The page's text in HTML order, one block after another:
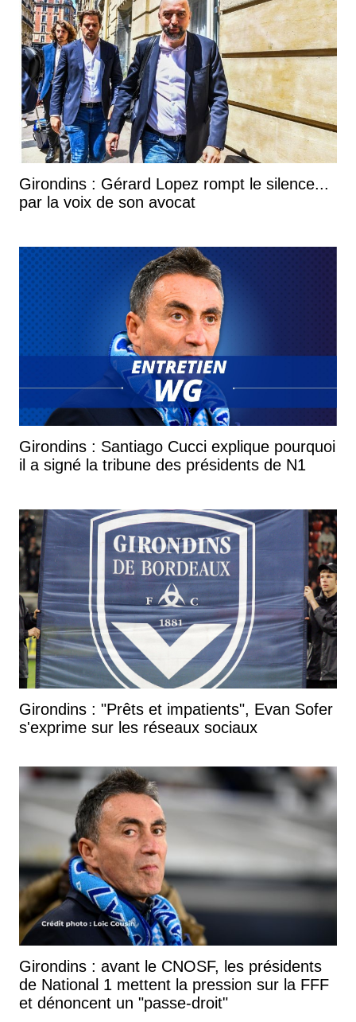
Girondins : Gérard Lopez rompt le silence...
par la voix de son avocat
Girondins : Santiago Cucci explique pourquoi
il a signé la tribune des présidents de N1
Girondins : "Prêts et impatients", Evan Sofer
s'exprime sur les réseaux sociaux
Girondins : avant le CNOSF, les présidents
de National 1 mettent la pression sur la FFF
et dénoncent un "passe-droit"